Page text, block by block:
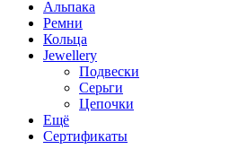
Альпака
Ремни
Кольца
Jewellery
Подвески
Серьги
Цепочки
Ещё
Сертификаты